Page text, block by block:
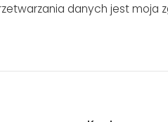
danych jest moja